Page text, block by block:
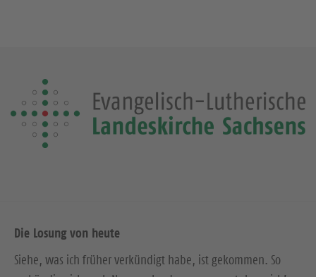
Die Losung von heute
Siehe, was ich früher verkündigt habe, ist gekommen. So